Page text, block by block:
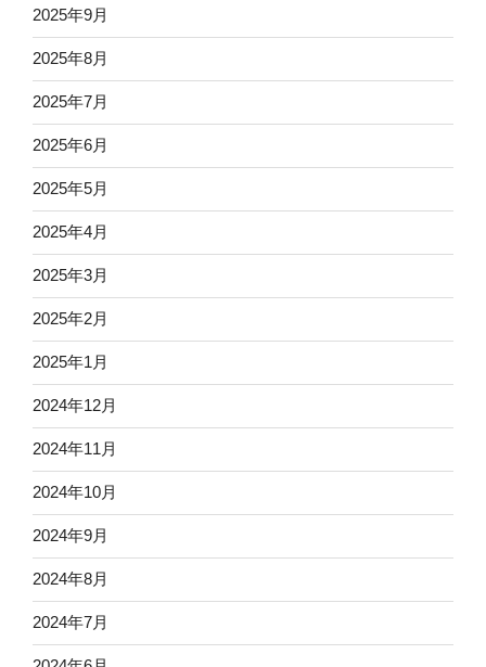
2025年9月
2025年8月
2025年7月
2025年6月
2025年5月
2025年4月
2025年3月
2025年2月
2025年1月
2024年12月
2024年11月
2024年10月
2024年9月
2024年8月
2024年7月